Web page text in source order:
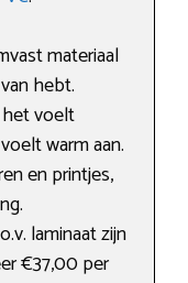
materiaal
hebt.
voelt
warm aan.
en printjes,
laminaat zijn
€37,00 per